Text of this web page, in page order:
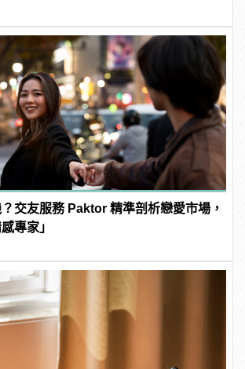
交友服務 Paktor 精準剖析戀愛市場，
專家」